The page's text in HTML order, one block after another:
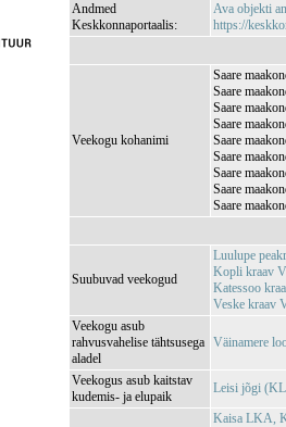
Andmed
Keskkonnaportaalis:
Ava objekti
https://
Veekogu kohanimi
Saare
Saare
Saare
Saare
Saare
Saare
Saare
Saare
Saare
Suubuvad veekogud
Luulupe
Kopli kraav
Katessoo
Veske kraav
Veekogu asub
rahvusvahelise tähtsusega
aladel
Väinamere
Veekogus asub kaitstav
kudemis- ja elupaik
Leisi jõgi
Kaisa LKA,